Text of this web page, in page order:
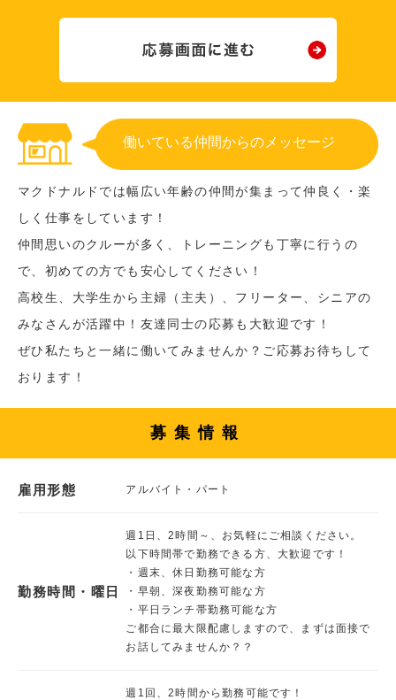
働いている仲間からのメッセージ
マクドナルドでは幅広い年齢の仲間が集まって仲良く・楽
しく仕事をしています！
仲間思いのクルーが多く、トレーニングも丁寧に行うの
で、初めての方でも安心してください！
高校生、大学生から主婦（主夫）、フリーター、シニアの
みなさんが活躍中！友達同士の応募も大歓迎です！
ぜひ私たちと一緒に働いてみませんか？ご応募お待ちして
おります！
募集情報
雇用形態 アルバイト・パート
勤務時間・曜日
週1日、2時間～、お気軽にご相談ください。
以下時間帯で勤務できる方、大歓迎です！
・週末、休日勤務可能な方
・早朝、深夜勤務可能な方
・平日ランチ帯勤務可能な方
ご都合に最大限配慮しますので、まずは面接で
お話してみませんか？？
週1回、2時間から勤務可能です！